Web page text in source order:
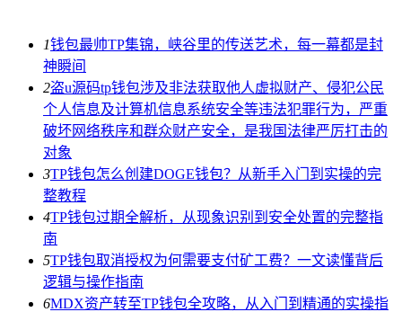
1钱包最帅TP集锦，峡谷里的传送艺术，每一幕都是封
神瞬间
2盗u源码tp钱包涉及非法获取他人虚拟财产、侵犯公民
个人信息及计算机信息系统安全等违法犯罪行为，严重
破坏网络秩序和群众财产安全，是我国法律严厉打击的
对象
3TP钱包怎么创建DOGE钱包？从新手入门到实操的完
整教程
4TP钱包过期全解析，从现象识别到安全处置的完整指
南
5TP钱包取消授权为何需要支付矿工费？一文读懂背后
逻辑与操作指南
6MDX资产转至TP钱包全攻略，从入门到精通的实操指